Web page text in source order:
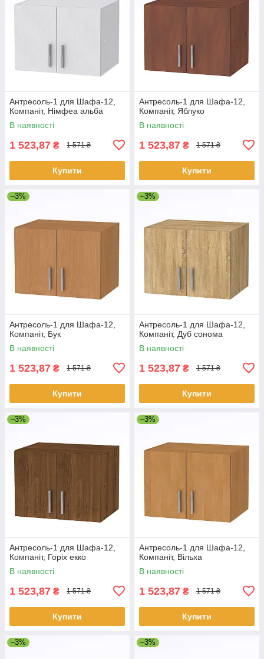
Антресоль-1 для Шафа-12,
Компаніт, Німфеа альба
В наявності
1 523,87 ₴ 1 571 ₴
Купити
Антресоль-1 для Шафа-12,
Компаніт, Яблуко
В наявності
1 523,87 ₴ 1 571 ₴
Купити
–3%
Антресоль-1 для Шафа-12,
Компаніт, Бук
В наявності
1 523,87 ₴ 1 571 ₴
Купити
–3%
Антресоль-1 для Шафа-12,
Компаніт, Дуб сонома
В наявності
1 523,87 ₴ 1 571 ₴
Купити
–3%
Антресоль-1 для Шафа-12,
Компаніт, Горіх екко
В наявності
1 523,87 ₴ 1 571 ₴
Купити
–3%
Антресоль-1 для Шафа-12,
Компаніт, Вільха
В наявності
1 523,87 ₴ 1 571 ₴
Купити
–3% –3%